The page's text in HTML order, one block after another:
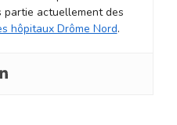
partie actuellement des
hôpitaux Drôme Nord.